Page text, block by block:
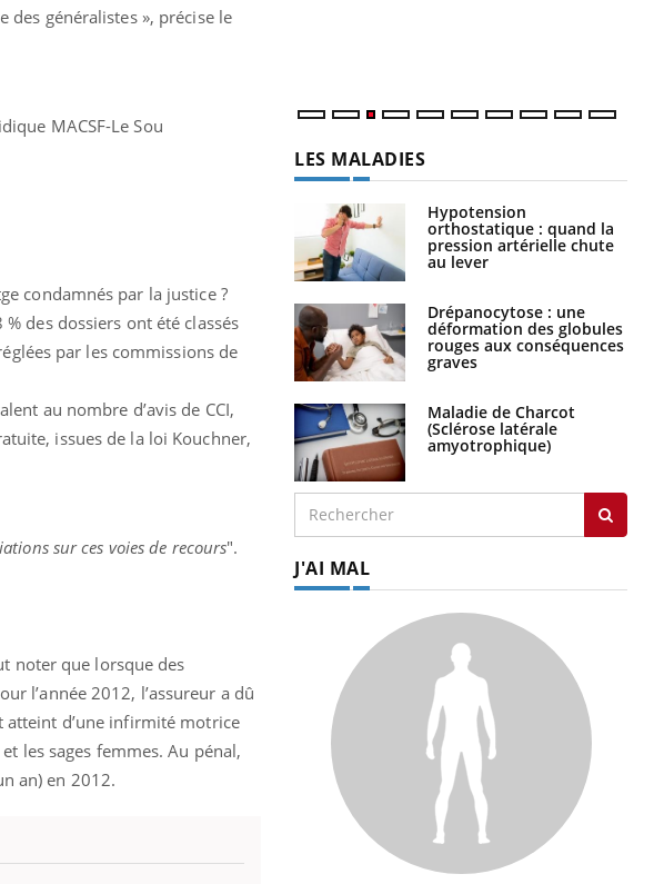
des généralistes », précise le
MACSF-Le Sou
condamnés par la justice ?
des dossiers ont été classés
par les commissions de
au nombre d’avis de CCI,
issues de la loi Kouchner,
sur ces voies de recours".
noter que lorsque des
l’année 2012, l’assureur a dû
atteint d’une infirmité motrice
les sages femmes. Au pénal,
an) en 2012.
LES MALADIES
Hypotension
orthostatique : quand la
pression artérielle chute
au lever
Drépanocytose : une
déformation des globules
rouges aux conséquences
graves
Maladie de Charcot
(Sclérose latérale
amyotrophique)
J'AI MAL